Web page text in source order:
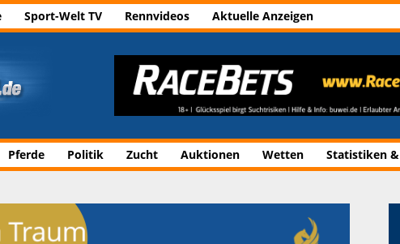
Sport-Welt TV Rennvideos Aktuelle Anzeigen
Pferde Politik Zucht Auktionen Wetten Statistiken